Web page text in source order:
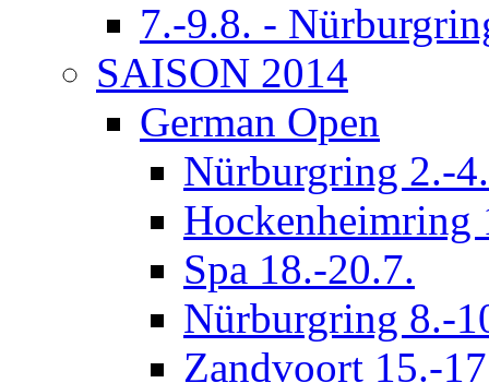
7.-9.8. -
SAISON 2014
German Open
Nürburgring 2.-
Hockenheimring
Spa 18.-20.7.
Nürburgring 8.-
Zandvoort 15.-